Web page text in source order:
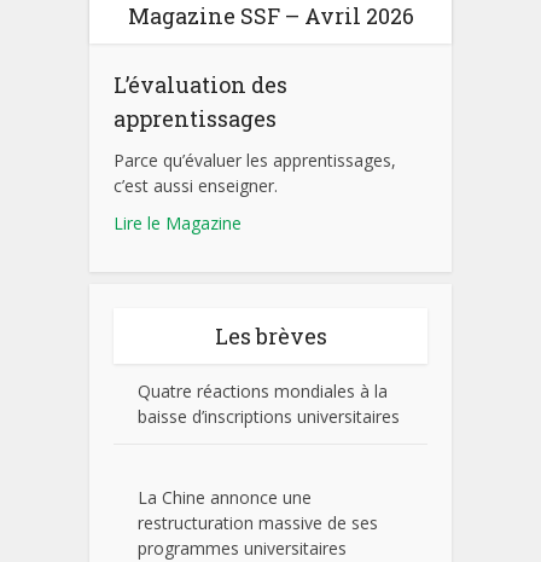
Magazine SSF – Avril 2026
L’évaluation des
apprentissages
Parce qu’évaluer les apprentissages,
c’est aussi enseigner.
Lire le Magazine
Les brèves
Quatre réactions mondiales à la
baisse d’inscriptions universitaires
La Chine annonce une
restructuration massive de ses
programmes universitaires